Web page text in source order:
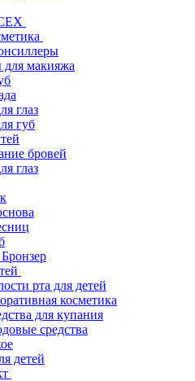
для макияжа
глаз
губ
бровей
глаз
рта для детей
косметика
для купания
средства
детей